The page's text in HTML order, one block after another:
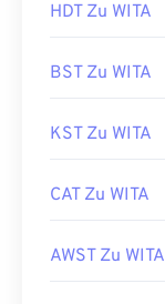
HDT Zu WITA
BST Zu WITA
KST Zu WITA
CAT Zu WITA
AWST Zu WITA